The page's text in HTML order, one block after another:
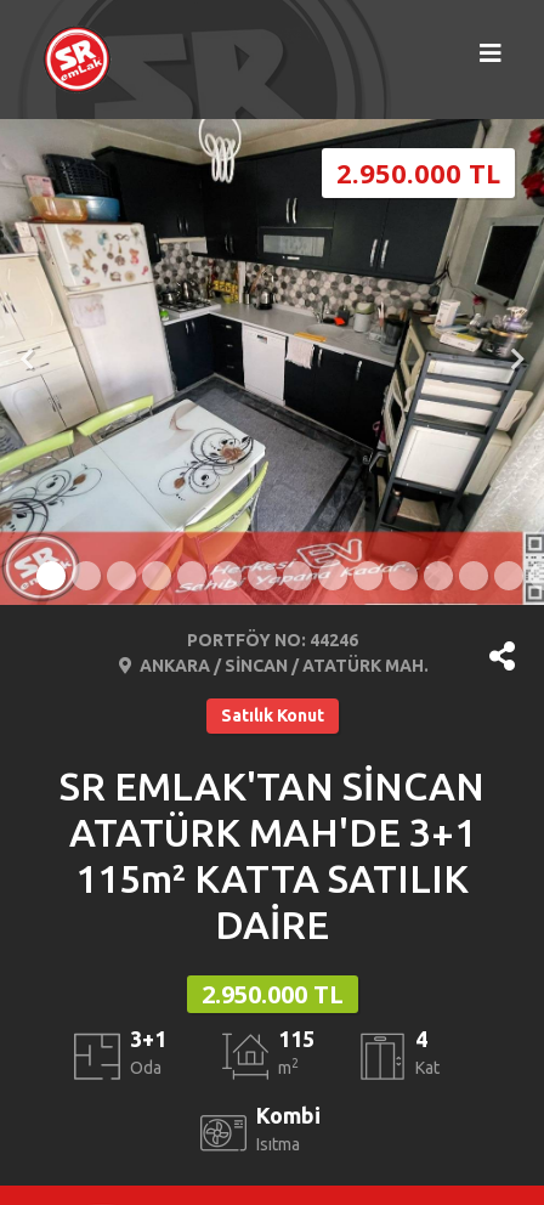
2.950.000 TL
PORTFÖY NO: 44246
ANKARA / SİNCAN / ATATÜRK MAH.
Satılık Konut
SR EMLAK'TAN SİNCAN
ATATÜRK MAH'DE 3+1
115m² KATTA SATILIK
DAİRE
2.950.000 TL
3+1
Oda
115
m2
4
Kat
Kombi
Isıtma